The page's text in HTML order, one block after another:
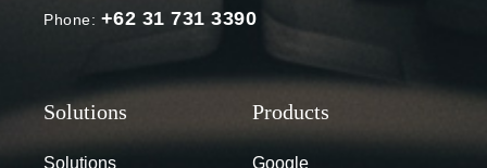
Phone: +62 31 731 3390
Solutions Google